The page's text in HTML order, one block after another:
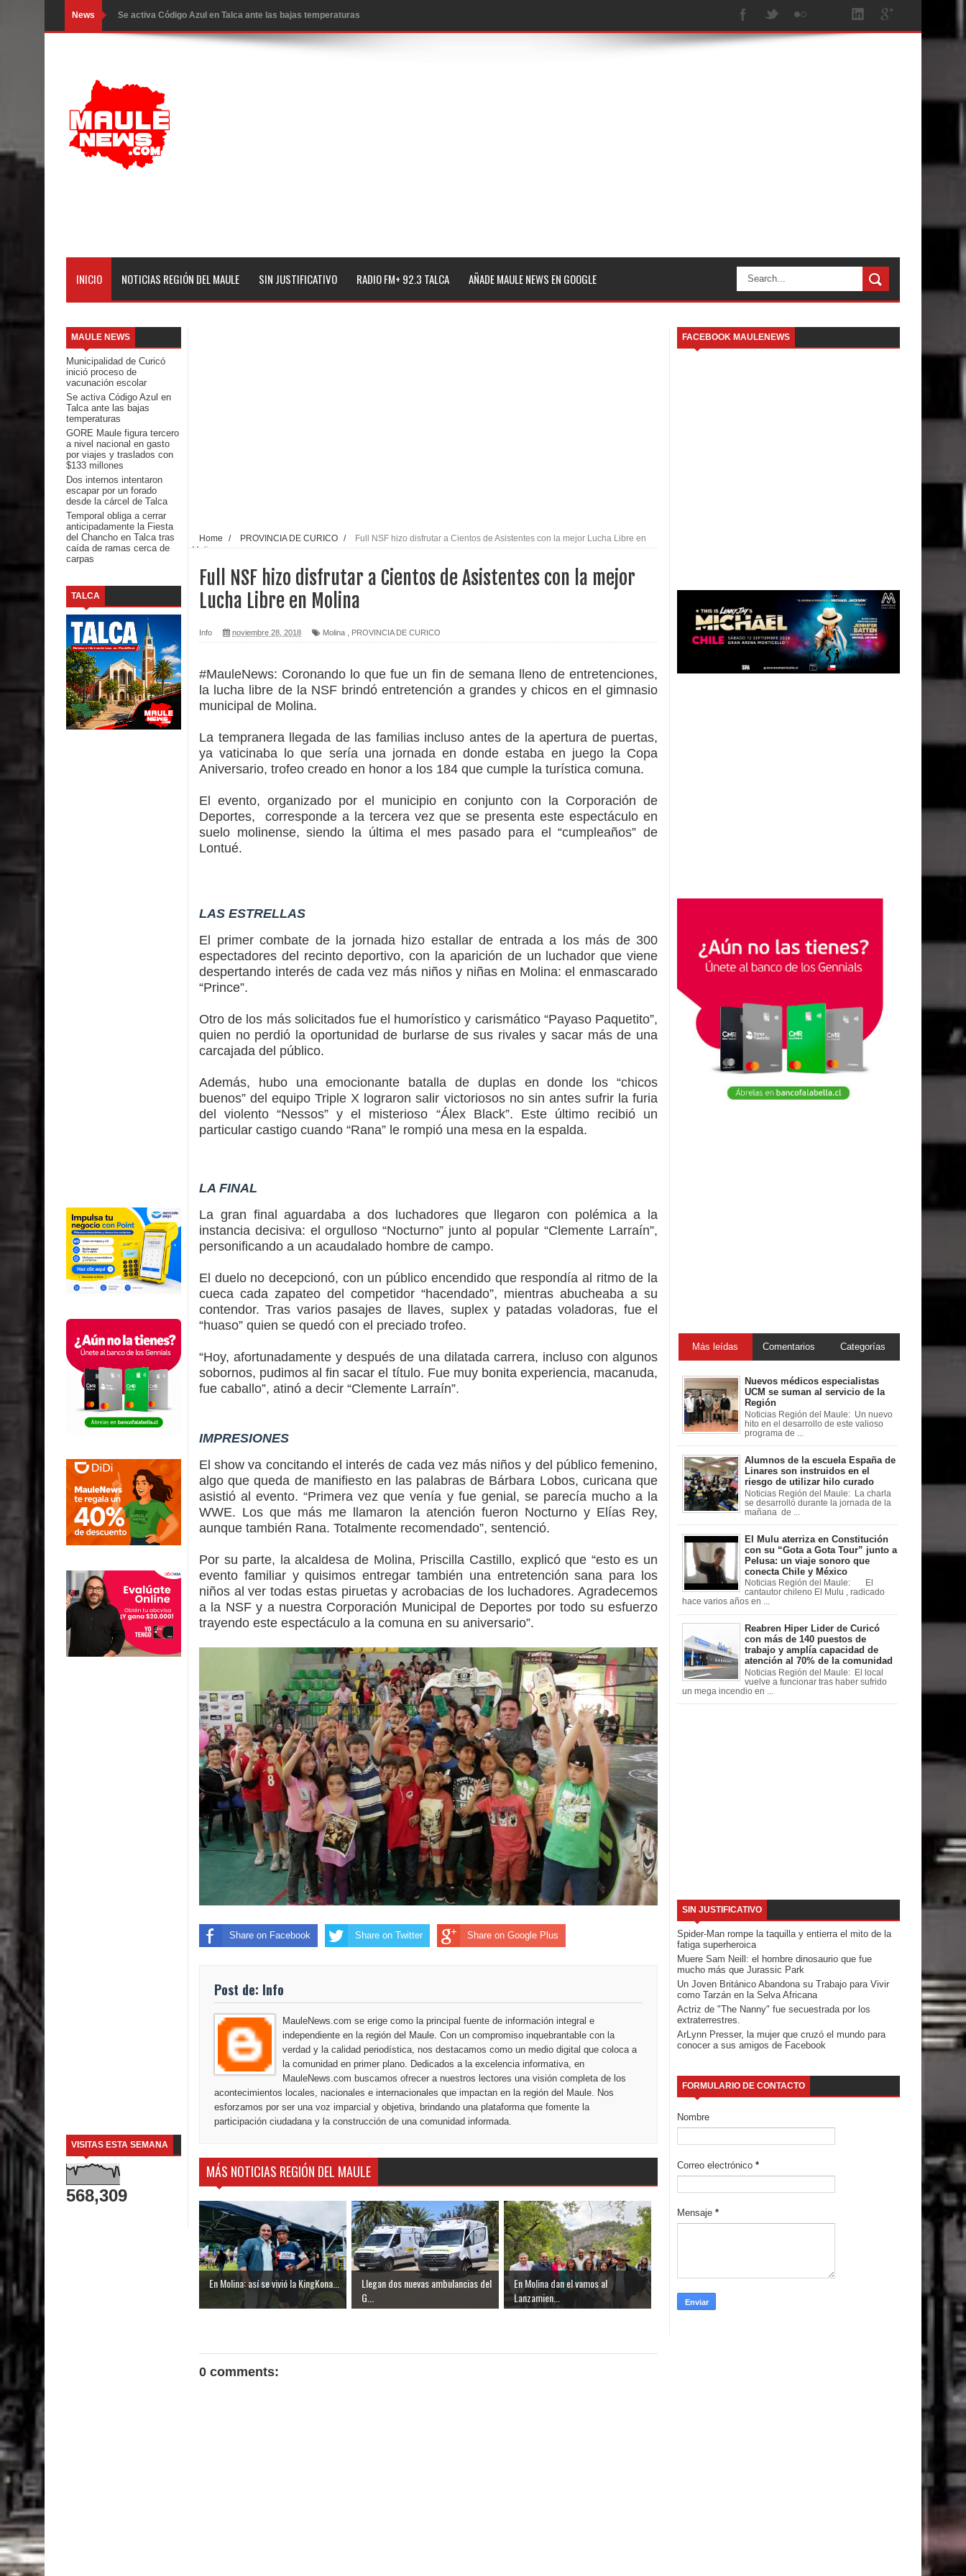
News Se activa Código Azul en Talca ante las bajas temperaturas
GORE Maule figura tercero a nivel nacional en gasto por viajes y traslados con $133 millones
Temporal obliga a cerrar anticipadamente la Fiesta del Chancho en Talca tras caída de ramas cerca de carpas
Miles llegan a la Plaza de Armas de Talca en el inicio de la Fiesta del Chancho 2026
Torneo de Asadores reúne a 13 equipos en la Fiesta del Chancho 2026 en Talca
Departamento Comunal de Salud de Curicó desarrollará jornada de vacunación contra la Influenza y otros
virus respiratorios
Banda linarense Los Remembers regresa de Brasil tras impulsar un intercambio musical y pedagógico con
comunidades escolares
Alta positividad en influenza hace que expertos reiteren llamado a vacunarse
Mario Meza endurece críticas contra ministra de Salud por dejar fuera a Linares: “No dará la cara”
Seremi de Desarrollo Social y Familia mantiene despliegue para apoyar a niños y adolescentes durante la
emergencia.
Del anime al K-pop: especialistas U. de Chile analizan el creciente interés por las culturas japonesa y coreana
Talca
Diputado Jorge Guzmán rechaza proyecto de interconexión eléctrica en la alta cordillera del Maule por su
impacto ambiental
INDAP entregó $189 millones en incentivos a usuarios de PRODESAL de la provincia de Linares
Municipalidad de Curicó apuesta a la innovación en tecnología educativa con nuevas pantallas interactivas del
Municipalidad de Curicó inició proceso de vacunación escolar
INICIO NOTICIAS REGIÓN DEL MAULE SIN JUSTIFICATIVO RADIO FM+ 92.3 TALCA AÑADE MAULE NEWS EN GOOGLE
MAULE NEWS
Municipalidad de Curicó
inició proceso de
vacunación escolar
Se activa Código Azul en
Talca ante las bajas
temperaturas
GORE Maule figura tercero
a nivel nacional en gasto
por viajes y traslados con
$133 millones
Dos internos intentaron
escapar por un forado
desde la cárcel de Talca
Temporal obliga a cerrar
anticipadamente la Fiesta
del Chancho en Talca tras
caída de ramas cerca de
carpas
TALCA
VISITAS ESTA SEMANA
568,309
Home / PROVINCIA DE CURICO /
Full NSF hizo disfrutar a Cientos de Asistentes con la mejor Lucha Libre en
Molina
Full NSF hizo disfrutar a Cientos de Asistentes con la mejor
Lucha Libre en Molina
Info noviembre 28, 2018 Molina PROVINCIA DE CURICO
#MauleNews: Coronando lo que fue un fin de semana lleno de entretenciones,
la lucha libre de la NSF brindó entretención a grandes y chicos en el gimnasio
municipal de Molina.
La tempranera llegada de las familias incluso antes de la apertura de puertas,
ya vaticinaba lo que sería una jornada en donde estaba en juego la Copa
Aniversario, trofeo creado en honor a los 184 que cumple la turística comuna.
El evento, organizado por el municipio en conjunto con la Corporación de
Deportes, corresponde a la tercera vez que se presenta este espectáculo en
suelo molinense, siendo la última el mes pasado para el “cumpleaños” de
Lontué.
LAS ESTRELLAS
El primer combate de la jornada hizo estallar de entrada a los más de 300
espectadores del recinto deportivo, con la aparición de un luchador que viene
despertando interés de cada vez más niños y niñas en Molina: el enmascarado
“Prince”.
Otro de los más solicitados fue el humorístico y carismático “Payaso Paquetito”,
quien no perdió la oportunidad de burlarse de sus rivales y sacar más de una
carcajada del público.
Además, hubo una emocionante batalla de duplas en donde los “chicos
buenos” del equipo Triple X lograron salir victoriosos no sin antes sufrir la furia
del violento “Nessos” y el misterioso “Álex Black”. Este último recibió un
particular castigo cuando “Rana” le rompió una mesa en la espalda.
LA FINAL
La gran final aguardaba a dos luchadores que llegaron con polémica a la
instancia decisiva: el orgulloso “Nocturno” junto al popular “Clemente Larraín”,
personificando a un acaudalado hombre de campo.
El duelo no decepcionó, con un público encendido que respondía al ritmo de la
cueca cada zapateo del competidor “hacendado”, mientras abucheaba a su
contendor. Tras varios pasajes de llaves, suplex y patadas voladoras, fue el
“huaso” quien se quedó con el preciado trofeo.
“Hoy, afortunadamente y después de una dilatada carrera, incluso con algunos
sobornos, pudimos al fin sacar el título. Fue muy bonita experiencia, macanuda,
fue caballo”, atinó a decir “Clemente Larraín”.
IMPRESIONES
El show va concitando el interés de cada vez más niños y del público femenino,
algo que queda de manifiesto en las palabras de Bárbara Lobos, curicana que
asistió al evento. “Primera vez que venía y fue genial, se parecía mucho a la
WWE. Los que más me llamaron la atención fueron Nocturno y Elías Rey,
aunque también Rana. Totalmente recomendado”, sentenció.
Por su parte, la alcaldesa de Molina, Priscilla Castillo, explicó que “esto es un
evento familiar y quisimos entregar también una entretención sana para los
niños al ver todas estas piruetas y acrobacias de los luchadores. Agradecemos
a la NSF y a nuestra Corporación Municipal de Deportes por todo su esfuerzo
trayendo este espectáculo a la comuna en su aniversario”.
Share on Facebook Share on Twitter Share on Google Plus
Post de: Info
MauleNews.com se erige como la principal fuente de información integral e
independiente en la región del Maule. Con un compromiso inquebrantable con la
verdad y la calidad periodística, nos destacamos como un medio digital que coloca a
la comunidad en primer plano. Dedicados a la excelencia informativa, en
MauleNews.com buscamos ofrecer a nuestros lectores una visión completa de los
acontecimientos locales, nacionales e internacionales que impactan en la región del Maule. Nos
esforzamos por ser una voz imparcial y objetiva, brindando una plataforma que fomente la
participación ciudadana y la construcción de una comunidad informada.
MÁS NOTICIAS REGIÓN DEL MAULE
En Molina: así se vivió la KingKona...
Llegan dos nuevas ambulancias del
G...
En Molina dan el vamos al
Lanzamien...
0 comments:
FACEBOOK MAULENEWS
Más leídas Comentarios Categorías
Nuevos médicos especialistas
UCM se suman al servicio de la
Región
Noticias Región del Maule: Un nuevo
hito en el desarrollo de este valioso
programa de ...
Alumnos de la escuela España de
Linares son instruidos en el
riesgo de utilizar hilo curado
Noticias Región del Maule: La charla
se desarrolló durante la jornada de la
mañana de ...
El Mulu aterriza en Constitución
con su “Gota a Gota Tour” junto a
Pelusa: un viaje sonoro que
conecta Chile y México
Noticias Región del Maule: El
cantautor chileno El Mulu , radicado
hace varios años en ...
Reabren Hiper Lider de Curicó
con más de 140 puestos de
trabajo y amplía capacidad de
atención al 70% de la comunidad
Noticias Región del Maule: El local
vuelve a funcionar tras haber sufrido
un mega incendio en ...
SIN JUSTIFICATIVO
Spider-Man rompe la taquilla y entierra el mito de la
fatiga superheroica
Muere Sam Neill: el hombre dinosaurio que fue
mucho más que Jurassic Park
Un Joven Británico Abandona su Trabajo para Vivir
como Tarzán en la Selva Africana
Actriz de "The Nanny" fue secuestrada por los
extraterrestres.
ArLynn Presser, la mujer que cruzó el mundo para
conocer a sus amigos de Facebook
FORMULARIO DE CONTACTO
Nombre
Correo electrónico *
Mensaje *